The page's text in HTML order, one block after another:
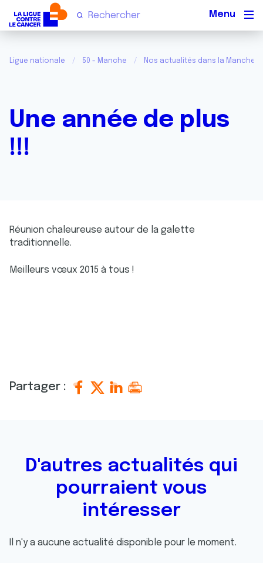
Ligue nationale 50 - Manche Nos actualités dans la Manche
Une année de plus
!!!
Réunion chaleureuse autour de la galette
traditionnelle.
Meilleurs vœux 2015 à tous !
Partager :
D'autres actualités qui
pourraient vous
intéresser
Il n'y a aucune actualité disponible pour le moment.